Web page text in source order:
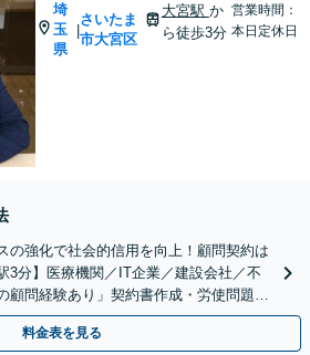
埼
玉
県
|
さいたま
市大宮区
大宮駅 か
ら徒歩3分
営業時間：
本日定休日
の強化で社会的信用を向上！顧問契約は
3分】医療機関／IT企業／建設会社／不
顧問経験あり」契約書作成・労使問題・
日・夜間面談可】
料金表を見る